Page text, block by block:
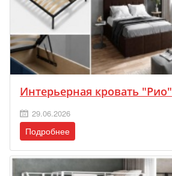
Интерьерная кровать "Рио"
29.06.2026
Подробнее